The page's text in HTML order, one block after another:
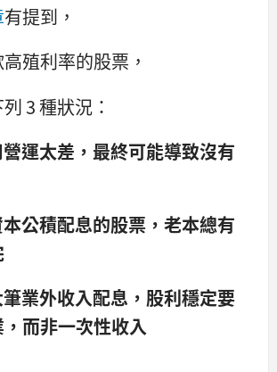
有提到，
殖利率的股票，
3 種狀況：
運太差，最終可能導致沒有
公積配息的股票，老本總有
業外收入配息，股利穩定要
而非一次性收入